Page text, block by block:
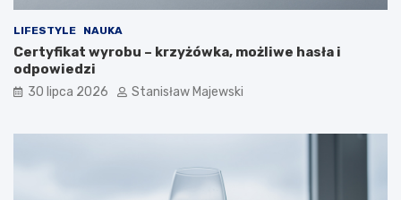
LIFESTYLE NAUKA
Certyfikat wyrobu – krzyżówka, możliwe hasła i
odpowiedzi
30 lipca 2026 Stanisław Majewski